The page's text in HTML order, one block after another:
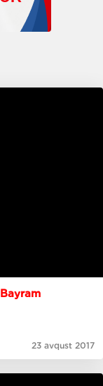
Bayram
23 avqust 2017